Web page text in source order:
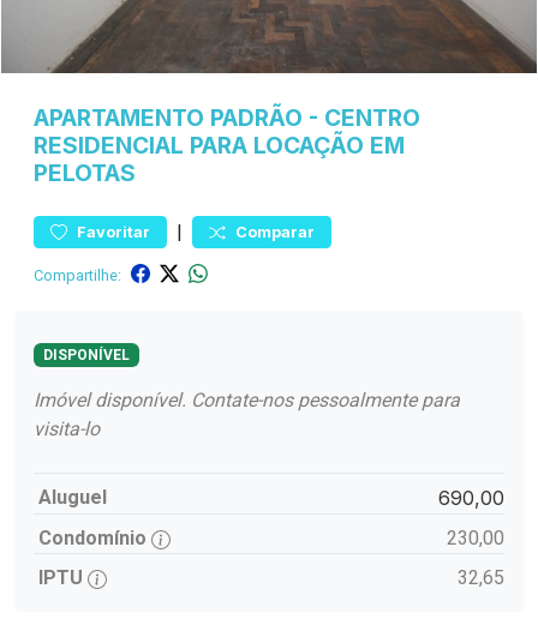
APARTAMENTO PADRÃO - CENTRO
RESIDENCIAL PARA LOCAÇÃO EM
PELOTAS
Favoritar | Comparar
Compartilhe:
DISPONÍVEL
Imóvel disponível. Contate-nos pessoalmente para
visita-lo
Aluguel 690,00
Condomínio
230,00
IPTU
32,65